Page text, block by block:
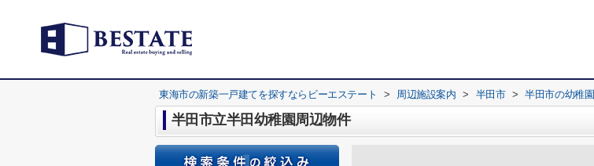
東海市の新築一戸建てを探すならビーエステート > 周辺施設案内 > 半田市 > 半田市の幼稚園
半田市立半田幼稚園周辺物件